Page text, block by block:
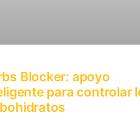
Blocker: apoyo
para controlar